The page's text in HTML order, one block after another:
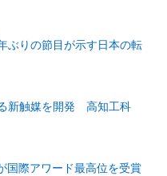
りの節目が示す日本の転
新触媒を開発 高知工科
国際アワード最高位を受賞